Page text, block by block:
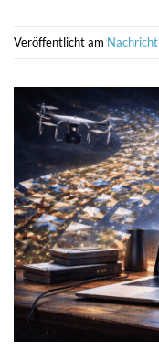
Veröffentlicht am Nachricht